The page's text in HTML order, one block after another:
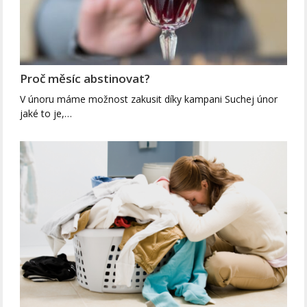
Proč měsíc abstinovat?
V únoru máme možnost zakusit díky kampani Suchej únor
jaké to je,…